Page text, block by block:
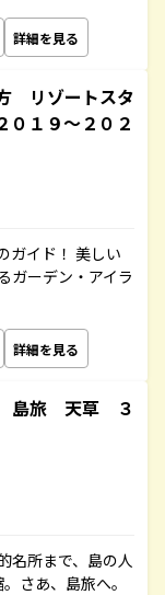
詳細を見る
リゾートスタ
１９～２０２
ガイド！ 美しい
ガーデン・アイラ
詳細を見る
島旅 天草 ３
名所まで、島の人
さあ、島旅へ。